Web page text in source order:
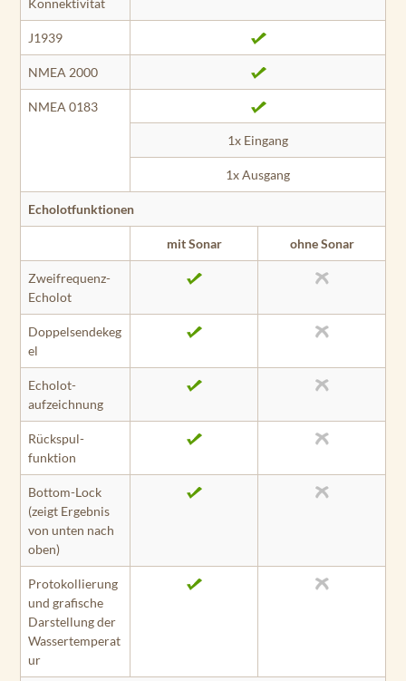
Konnektivität
J1939
NMEA 2000
NMEA 0183
1x Eingang
1x Ausgang
Echolotfunktionen
mit Sonar ohne Sonar
Zweifrequenz-
Echolot
Doppelsendekeg
el
Echolot­
aufzeichnung
Rückspul­
funktion
Bottom-Lock
(zeigt Ergebnis
von unten nach
oben)
Protokollierung
und grafische
Darstellung der
Wassertemperat
ur